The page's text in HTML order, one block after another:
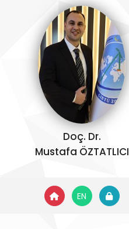
Doç. Dr.
Mustafa ÖZTATLICI
EN